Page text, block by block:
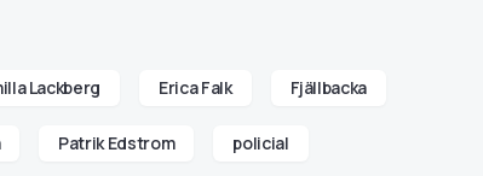
Lackberg Erica Falk Fjällbacka
Patrik Edstrom policial